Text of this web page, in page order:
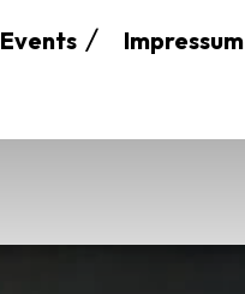
Events
Impressum